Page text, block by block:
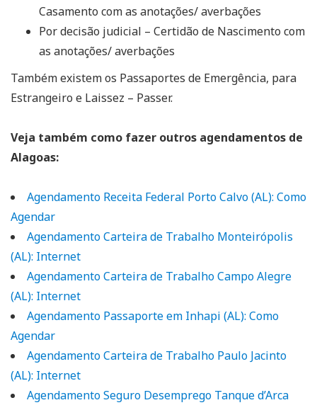
Casamento com as anotações/ averbações
Por decisão judicial – Certidão de Nascimento com
as anotações/ averbações
Também existem os Passaportes de Emergência, para
Estrangeiro e Laissez – Passer.
Veja também como fazer outros agendamentos de
Alagoas:
Agendamento Receita Federal Porto Calvo (AL): Como
Agendar
Agendamento Carteira de Trabalho Monteirópolis
(AL): Internet
Agendamento Carteira de Trabalho Campo Alegre
(AL): Internet
Agendamento Passaporte em Inhapi (AL): Como
Agendar
Agendamento Carteira de Trabalho Paulo Jacinto
(AL): Internet
Agendamento Seguro Desemprego Tanque d’Arca